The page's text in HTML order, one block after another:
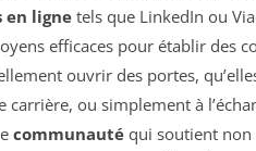
en lignetels que LinkedIn ou
efficaces pour établir des
ouvrir des portes,
carrière, ou simplement à
communauté qui soutient non